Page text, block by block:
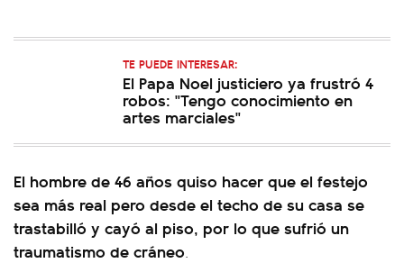
TE PUEDE INTERESAR:
El Papa Noel justiciero ya frustró 4
robos: "Tengo conocimiento en
artes marciales"
El hombre de 46 años quiso hacer que el festejo
sea más real pero desde el techo de su casa se
trastabilló y cayó al piso, por lo que sufrió un
traumatismo de cráneo.